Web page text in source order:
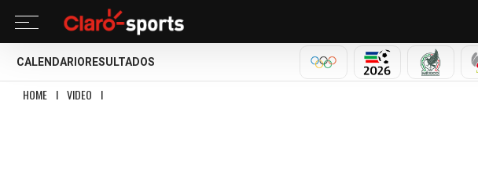
CALENDARIO RESULTADOS
MILANO CORTINA 2026
MUNDIAL 2026
HOME I VIDEO I